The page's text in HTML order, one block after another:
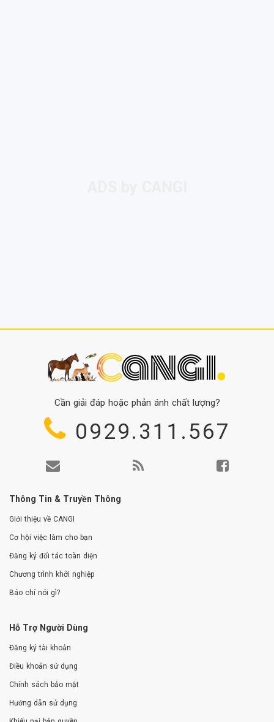
Cần giải đáp hoặc phản ánh chất lượng?
0929.311.567
Thông Tin & Truyền Thông
Giới thiệu về CANGI
Cơ hội việc làm cho bạn
Đăng ký đối tác toàn diện
Chương trình khởi nghiệp
Báo chí nói gì?
Hỗ Trợ Người Dùng
Đăng ký tài khoản
Điều khoản sử dụng
Chính sách bảo mật
Hướng dẫn sử dụng